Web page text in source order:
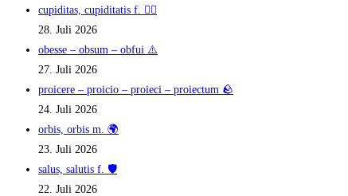
cupiditas, cupiditatis f. ❤️‍🔥
28. Juli 2026
obesse – obsum – obfui ⚠️
27. Juli 2026
proicere – proicio – proieci – proiectum 🪨
24. Juli 2026
orbis, orbis m. 🌍
23. Juli 2026
salus, salutis f. 🛡️
22. Juli 2026